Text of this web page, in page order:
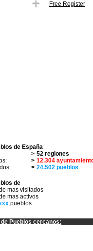
Free Register
de España
> 52 regiones
> 12.304
> 24.502 pueblos
de
mas visitados
mas activos
pueblos
Pueblos cercanos: